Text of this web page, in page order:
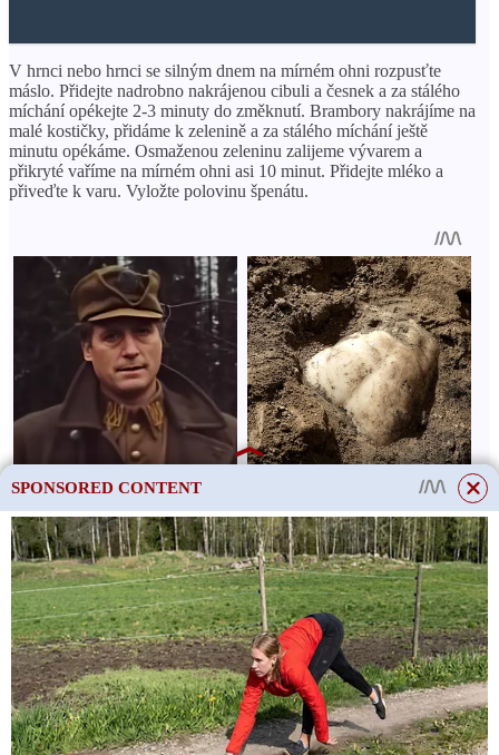
V hrnci nebo hrnci se silným dnem na mírném ohni rozpusťte
máslo. Přidejte nadrobno nakrájenou cibuli a česnek a za stálého
míchání opékejte 2-3 minuty do změknutí. Brambory nakrájíme na
malé kostičky, přidáme k zelenině a za stálého míchání ještě
minutu opékáme. Osmaženou zeleninu zalijeme vývarem a
přikryté vaříme na mírném ohni asi 10 minut. Přidejte mléko a
přiveďte k varu. Vyložte polovinu špenátu.
SPONSORED CONTENT